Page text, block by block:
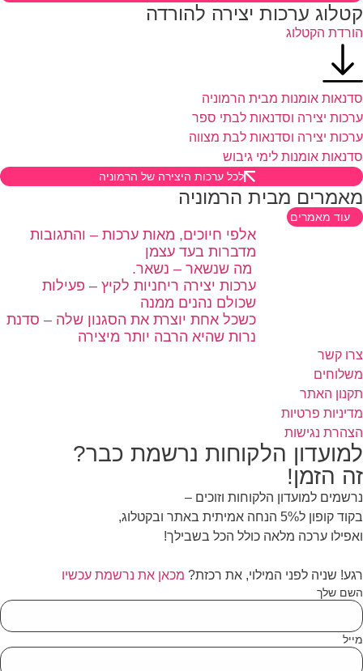
ערכות יצירה להורדה
הקטלוג
אומנות מבית הרמוניה
יצירה וסדנאות לבתי ספר
יצירה וסדנאות לבת מצווה
אומנות לימי גיבוש
לכל ערכות היצירה של הרמוניה
מבית הרמוניה
עוד מאמרים
אלפי חיוכים, מאות ערכות – והתגובות
מדברות בעד עצמן
מה שנשאר – נשאר.
ערכות יצירה ריחניות לקיץ – פעילות
שכולם נהנים ממנה
כשכל אחת יוצרת את הסגנון שלה – סדנת
נרות שהיא הרבה יותר מיצירה
קשר
האתר
פרטיות
נגישות
הלקוחות נרשמת כבר?
הזמן!
למועדון הלקוחות וזוכים –
ל5% הנחה אמיתית באתר ובקטלוג,
ערכה מלאה כולל הכל בשבילך!
שניה לפני המילוי, את רכזת?מכאן את נרשמת עכשיו
שלך